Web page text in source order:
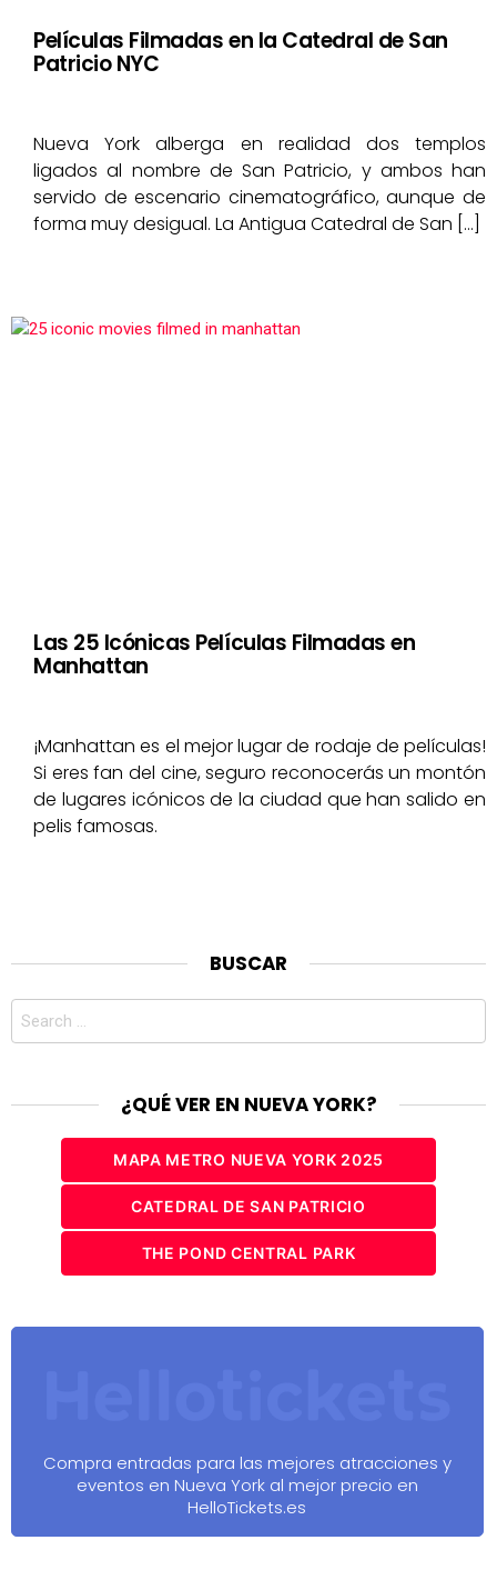
Películas Filmadas en la Catedral de San
Patricio NYC
Nueva York alberga en realidad dos templos
ligados al nombre de San Patricio, y ambos han
servido de escenario cinematográfico, aunque de
forma muy desigual. La Antigua Catedral de San […]
Las 25 Icónicas Películas Filmadas en
Manhattan
¡Manhattan es el mejor lugar de rodaje de películas!
Si eres fan del cine, seguro reconocerás un montón
de lugares icónicos de la ciudad que han salido en
pelis famosas.
BUSCAR
Search
¿QUÉ VER EN NUEVA YORK?
MAPA METRO NUEVA YORK 2025
CATEDRAL DE SAN PATRICIO
THE POND CENTRAL PARK
Compra entradas para las mejores atracciones y
eventos en Nueva York al mejor precio en
HelloTickets.es